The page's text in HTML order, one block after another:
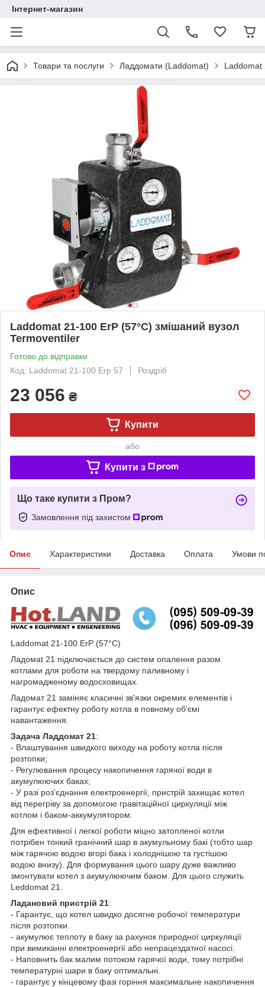
Інтернет-магазин
Товари та послуги Ладдомати (Laddomat) Laddomat
Laddomat 21-100 ErP (57°C) змішаний вузол
Termoventiler
Готово до відправки
Код: Laddomat 21-100 Erp 57
Роздріб
23 056 ₴
Купити
або
Купити з
Що таке купити з Пром?
Замовлення під захистом
Опис Характеристики Доставка Оплата Умови
Опис
Laddomat 21-100 ErP (57°C)
Ладомat 21 підключається до систем опалення разом
котлами для роботи на твердому паливному і
нагромадженому водосховищах.
Ладомат 21 заміняє класичні зв'язки окремих елементів і
гарантує ефектну роботу котла в повному об'ємі
навантаження.
Задача Ладдомат 21:
- Влаштування швидкого виходу на роботу котла після
розтопки;
- Регулювання процесу накопичення гарячої води в
акумулюючих баках;
- У разі роз'єднання електроенергії, пристрій захищає котел
від перегріву за допомогою гравітаційної циркуляції між
котлом і баком-аккумулятором.
Для ефективної і легкої роботи міцно затопленої котли
потрібен тонкий гранічний шар в акумульному бакі (тобто шар
між гарячою водою вгорі бака і холоднішою та густішою
водою внизу). Для формування цього шару дуже важливо
змонтувати котел з акумулюючим баком. Для цього служить
Leddomat 21.
Ладановий пристрій 21:
- Гарантує, що котел швидко досягне робочої температури
після розтопки.
- акумулює теплоту в баку за рахунок природної циркуляції
при вимиканні електроенергії або непрацездатної насосі.
- Наповнить бак малим потоком гарячої води, тому потрібні
температурні шари в баку оптимальні.
- гарантує у кінцевому фазі горіння максимальне накопичення